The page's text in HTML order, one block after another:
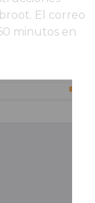
El correo
minutos en